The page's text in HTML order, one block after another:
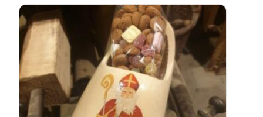
optie
kan
gekozen
worden
op
de
productpagina